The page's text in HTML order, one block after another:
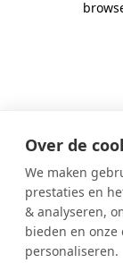
Over de
We maken
prestaties en
& analyseren,
bieden en
personaliseren.